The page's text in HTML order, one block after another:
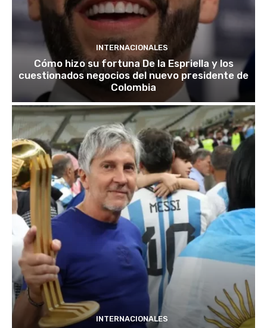
INTERNACIONALES
Cómo hizo su fortuna De la Espriella y los
cuestionados negocios del nuevo presidente de
Colombia
INTERNACIONALES